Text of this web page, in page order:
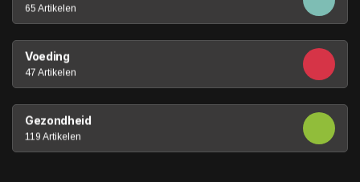
65 Artikelen
Voeding
47 Artikelen
Gezondheid
119 Artikelen